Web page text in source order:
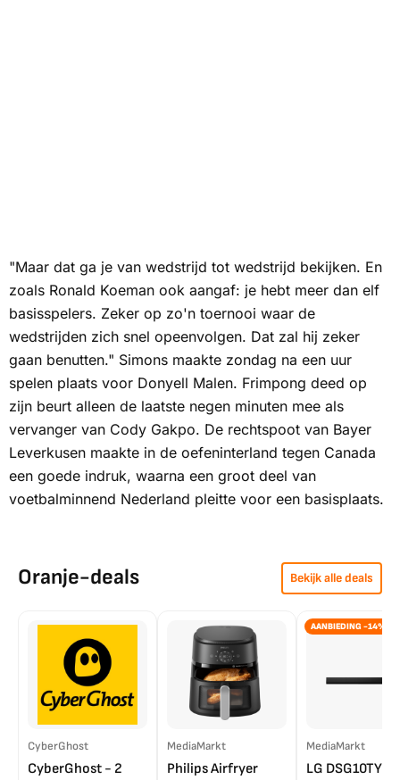
"Maar dat ga je van wedstrijd tot wedstrijd bekijken. En
zoals Ronald Koeman ook aangaf: je hebt meer dan elf
basisspelers. Zeker op zo'n toernooi waar de
wedstrijden zich snel opeenvolgen. Dat zal hij zeker
gaan benutten." Simons maakte zondag na een uur
spelen plaats voor Donyell Malen. Frimpong deed op
zijn beurt alleen de laatste negen minuten mee als
vervanger van Cody Gakpo. De rechtspoot van Bayer
Leverkusen maakte in de oefeninterland tegen Canada
een goede indruk, waarna een groot deel van
voetbalminnend Nederland pleitte voor een basisplaats.
Oranje-deals Bekijk alle deals
CyberGhost
CyberGhost - 2
MediaMarkt
Philips Airfryer
AANBIEDING -14%
MediaMarkt
LG DSG10TY